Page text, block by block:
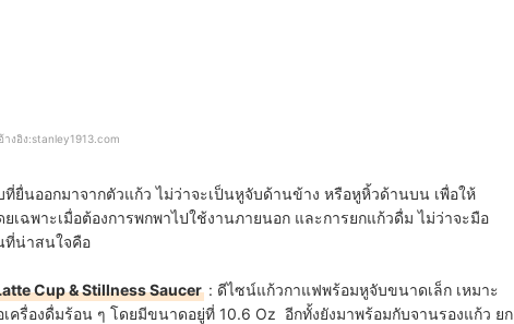
อ้างอิง:stanley1913.com
ยื่นออกมาจากตัวแก้ว ไม่ว่าจะเป็นหูจับด้านข้าง หรือหูหิ้วด้านบน เพื่อให้
เฉพาะเมื่อต้องการพกพาไปใช้งานภายนอก และการยกแก้วดื่ม ไม่ว่าจะมือ
ที่น่าสนใจคือ
Cup & Stillness Saucer : ดีไซน์แก้วกาแฟพร้อมหูจับขนาดเล็ก เหมาะ
ครื่องดื่มร้อน ๆ โดยมีขนาดอยู่ที่ 10.6 Oz อีกทั้งยังมาพร้อมกับจานรองแก้ว ยก